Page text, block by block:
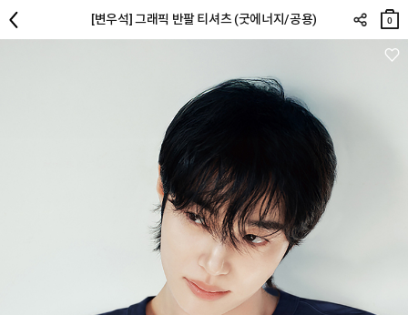
[변우석] 그래픽 반팔 티셔츠 (굿에너지/공용)
장바
구니
0